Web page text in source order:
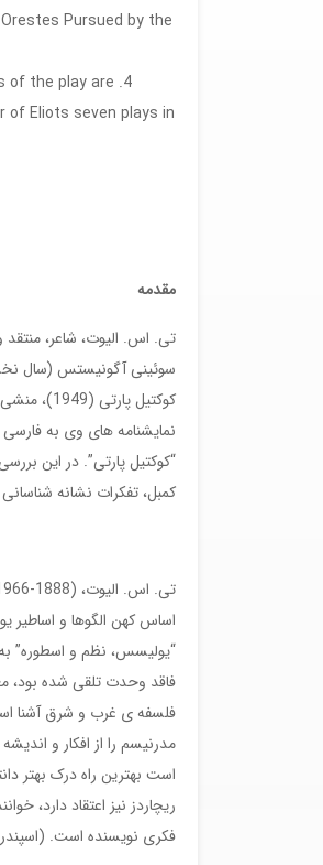
Pursued by the
of the play are
of Eliots seven plays in
مقدمه
نمایشنامه های وی به
“کوکتیل پارتی”. در این
کمبل، تفکرات نشانه
“یولیسس، نظم و اسطوره”
فلسفه ی غرب و شرق آشنا
مدرنیسم را از افکار و
است بهترین راه درک بهتر
ریچاردز نیز اعتقاد دارد،
فکری نویسنده است. (اسپندر،